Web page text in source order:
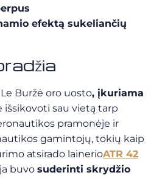
efektą sukeliančių
Buržė oro uosto, įkuriama
išsikovoti sau vietą tarp
pramonėje ir
gamintojų, tokių kaip
atsirado lainerioATR 42
buvo suderinti skrydžio